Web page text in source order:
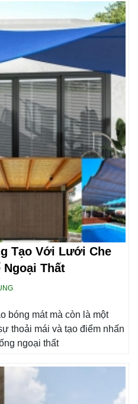
Tạo Với Lưới Che
Ngoại Thất
bóng mát mà còn là một
thoải mái và tạo điểm nhấn
ngoại thất